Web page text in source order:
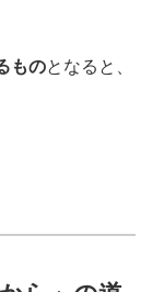
ものとなると、